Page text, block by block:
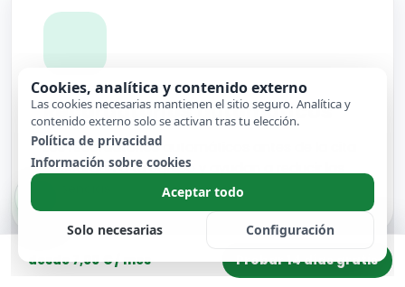
Recordatorios automáticos
Los recordatorios automáticos antes de la cita
descargan a tu equipo y ayudan a reducir las
desde 7,00 € / mes Probar 14 días gratis
Cookies, analítica y contenido externo
Las cookies necesarias mantienen el sitio seguro. Analítica y
contenido externo solo se activan tras tu elección.
Política de privacidad
Información sobre cookies
Aceptar todo
Solo necesarias Configuración